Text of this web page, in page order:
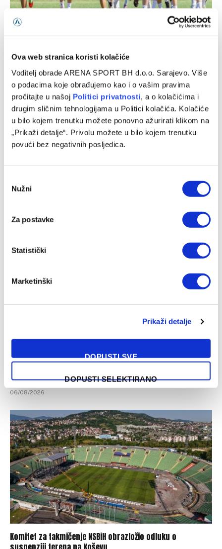
Ova web stranica koristi kolačiće
Voditelj obrade ARENA SPORT BH d.o.o. Sarajevo. Više
o podacima koje obrađujemo kao i o vašim pravima
pročitajte u našoj Politici privatnosti, a o kolačićima i
drugim sličnim tehnologijama u Politici kolačića. Kolačiće
u bilo kojem trenutku možete ponovno ažurirati klikom na
„Prikaži detalje“. Privolu možete u bilo kojem trenutku
povući bez negativnih posljedica.
Selection
Nužni
Za postavke
Statistički
Marketinški
Prikaži detalje
DOPUSTI SVE
DOPUSTI SELEKTIRANO
Željezničar objavio imena igrača koji neće biti u kadru za
sutrašnji meč
06/08/2026
06/08/2026
dozvole
06/08/2026
Komitet za takmičenje NSBiH obrazložio odluku o